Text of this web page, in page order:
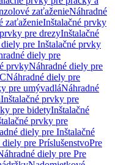
zaťaženieNáhradné
zaťaženieInštalačné prvky
pre drezyInštalačné
pre Inštalačné prvky
diely pre
prvkyNáhradné diely pre
Náhradné diely pre
pre umývadláNáhradné
Inštalačné prvky pre
pre bidetyInštalačné
prvky pre
diely pre Inštalačné
diely pre PríslušenstvoPre
diely pre Pre